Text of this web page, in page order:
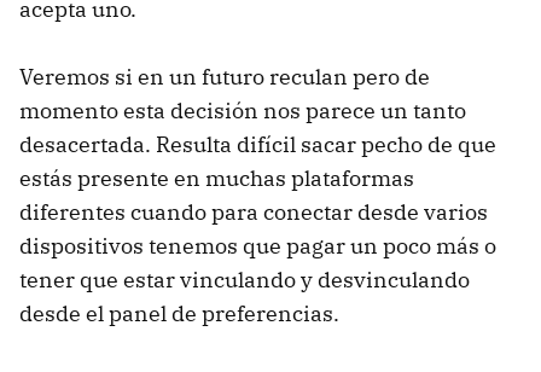
acepta uno.
Veremos si en un futuro reculan pero de
momento esta decisión nos parece un tanto
desacertada. Resulta difícil sacar pecho de que
estás presente en muchas plataformas
diferentes cuando para conectar desde varios
dispositivos tenemos que pagar un poco más o
tener que estar vinculando y desvinculando
desde el panel de preferencias.